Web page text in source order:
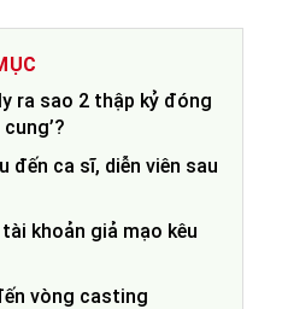
ra sao 2 thập kỷ đóng
đến ca sĩ, diễn viên sau
khoản giả mạo kêu
vòng casting